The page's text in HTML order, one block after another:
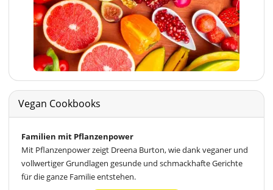
Vegan Cookbooks
Familien mit Pflanzenpower
Mit Pflanzenpower zeigt Dreena Burton, wie dank veganer und
vollwertiger Grundlagen gesunde und schmackhafte Gerichte
für die ganze Familie entstehen.